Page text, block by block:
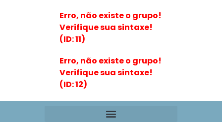
Erro, não existe o grupo!
Verifique sua sintaxe!
(ID: 11)
Erro, não existe o grupo!
Verifique sua sintaxe!
(ID: 12)